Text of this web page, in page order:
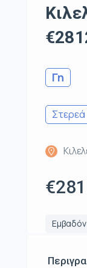
Γη
Εμβαδόν